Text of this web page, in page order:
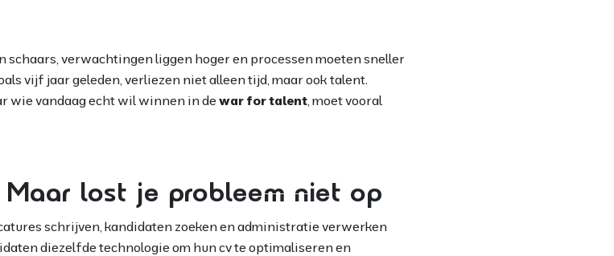
verwachtingen liggen hoger en processen moeten sneller
vijf jaar geleden, verliezen niet alleen tijd, maar ook talent.
wie vandaag echt wil winnen in dewar for talent, moet vooral
lost je probleem niet op
schrijven, kandidaten zoeken en administratie verwerken
diezelfde technologie om hun cv te optimaliseren en